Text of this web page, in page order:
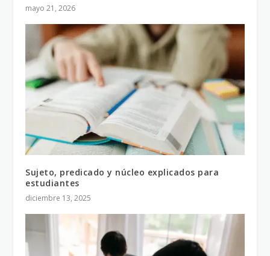
mayo 21, 2026
Sujeto, predicado y núcleo explicados para
estudiantes
diciembre 13, 2025